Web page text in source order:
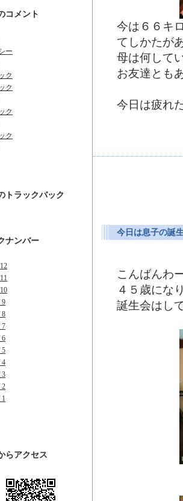
コメント
ー
ク
ク
ク
ク
トラックバック
ナンバー
9
8
7
6
5
4
3
2
1
らアクセス
今は６６キ
てしかたが
母は何して
お友達とも
今日は疲れ
今日は息子の誕
こんばんわ
４５歳にな
誕生会はし